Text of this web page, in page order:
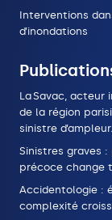
Interventions
d’inondations
La Savac,
de la région
sinistre d’ampleur.
Sinistres graves
précoce change
Accidentologie :
complexité